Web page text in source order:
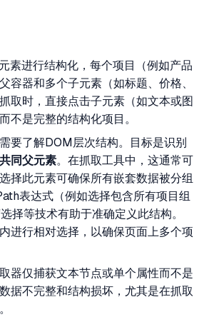
素进行结构化，每个项目（例如产品
容器和多个子元素（如标题、价格、
取时，直接点击子元素（如文本或图
不是完整的结构化项目。
要了解DOM层次结构。目标是识别
共同父元素。在抓取工具中，这通常可
择此元素可确保所有嵌套数据被分组
表达式（例如选择包含所有项目组
择等技术有助于准确定义此结构。
进行相对选择，以确保页面上多个项
器仅捕获文本节点或单个属性而不是
据不完整和结构损坏，尤其是在抓取